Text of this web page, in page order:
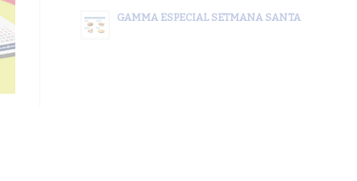
GAMMA ESPECIAL SETMANA SANTA